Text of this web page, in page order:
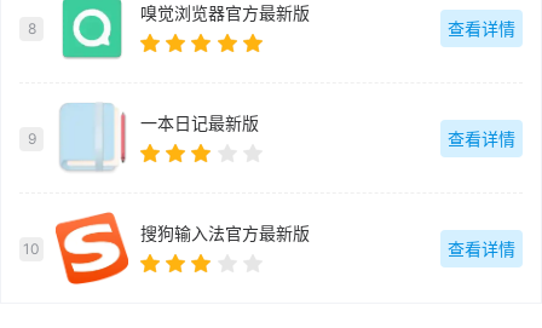
8
嗅觉浏览器官方最新版
查看详情
9
一本日记最新版
查看详情
10
搜狗输入法官方最新版
查看详情